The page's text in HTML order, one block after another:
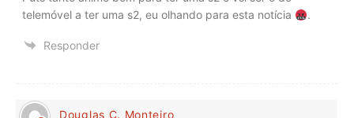
telemóvel a ter uma s2, eu olhando para esta notícia
.
Responder
Douglas C. Monteiro